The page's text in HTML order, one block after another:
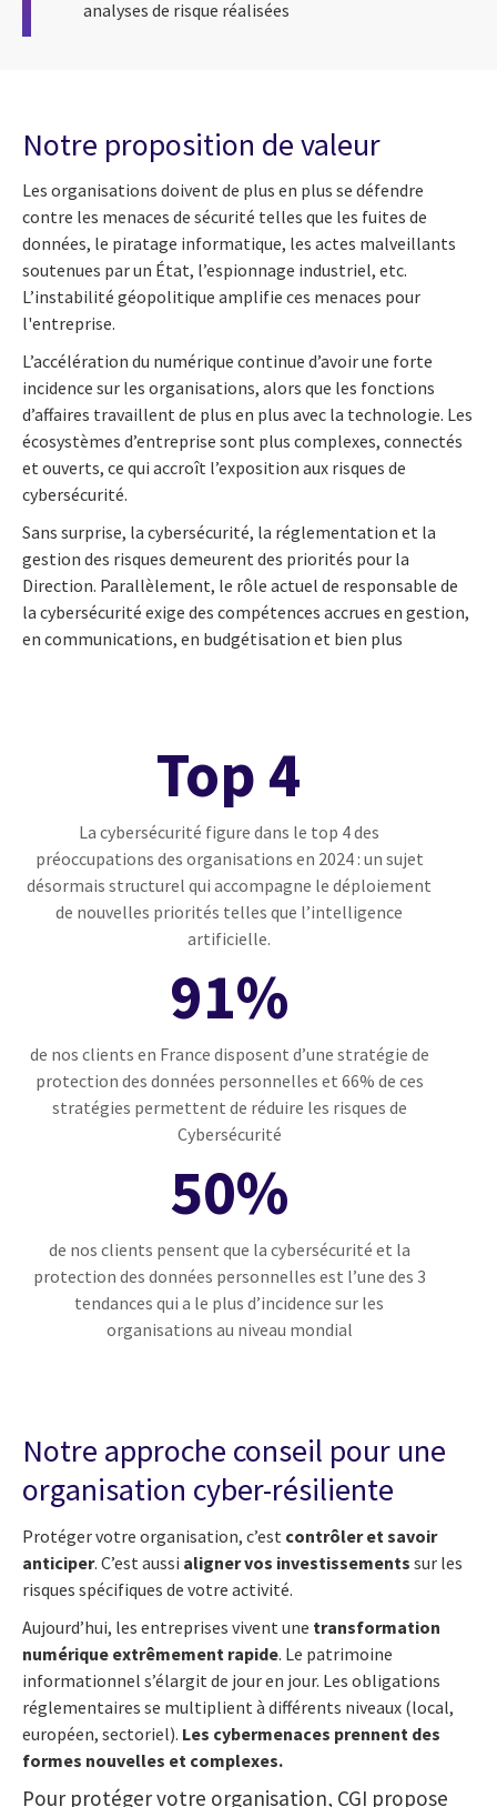
analyses de risque réalisées
Notre proposition de valeur
Les organisations doivent de plus en plus se défendre
contre les menaces de sécurité telles que les fuites de
données, le piratage informatique, les actes malveillants
soutenues par un État, l’espionnage industriel, etc.
L’instabilité géopolitique amplifie ces menaces pour
l'entreprise.
L’accélération du numérique continue d’avoir une forte
incidence sur les organisations, alors que les fonctions
d’affaires travaillent de plus en plus avec la technologie. Les
écosystèmes d’entreprise sont plus complexes, connectés
et ouverts, ce qui accroît l’exposition aux risques de
cybersécurité.
Sans surprise, la cybersécurité, la réglementation et la
gestion des risques demeurent des priorités pour la
Direction. Parallèlement, le rôle actuel de responsable de
la cybersécurité exige des compétences accrues en gestion,
en communications, en budgétisation et bien plus
Top 4
La cybersécurité figure dans le top 4 des
préoccupations des organisations en 2024 : un sujet
désormais structurel qui accompagne le déploiement
de nouvelles priorités telles que l’intelligence
artificielle.
91%
de nos clients en France disposent d’une stratégie de
protection des données personnelles et 66% de ces
stratégies permettent de réduire les risques de
Cybersécurité
50%
de nos clients pensent que la cybersécurité et la
protection des données personnelles est l’une des 3
tendances qui a le plus d’incidence sur les
organisations au niveau mondial
Notre approche conseil pour une
organisation cyber-résiliente
Protéger votre organisation, c’est contrôler et savoir
anticiper. C’est aussi aligner vos investissements sur les
risques spécifiques de votre activité.
Aujourd’hui, les entreprises vivent une transformation
numérique extrêmement rapide. Le patrimoine
informationnel s’élargit de jour en jour. Les obligations
réglementaires se multiplient à différents niveaux (local,
européen, sectoriel). Les cybermenaces prennent des
formes nouvelles et complexes.
Pour protéger votre organisation, CGI propose